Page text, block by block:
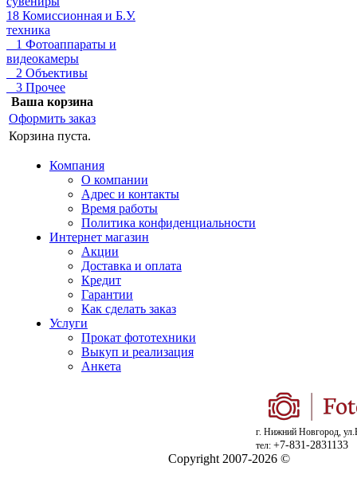
18 Комиссионная и Б.У.
техника
1 Фотоаппараты и
видеокамеры
2 Объективы
3 Прочее
Ваша корзина
Оформить заказ
Корзина пуста.
Компания
О компании
Адрес и контакты
Время работы
Политика конфиденциальности
Интернет магазин
Акции
Доставка и оплата
Кредит
Гарантии
Как сделать заказ
Услуги
Прокат фототехники
Выкуп и реализация
Анкета
г. Нижний Новгород,
тел: +7-831-2831133
Copyright 2007-2026 ©